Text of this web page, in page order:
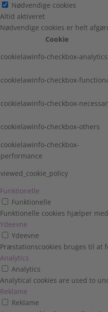
Nødvendige cookies
Altid aktiveret
Nødvendige cookies er helt
Cookie
cookielawinfo-checkbox-analytics
cookielawinfo-checkbox-
cookielawinfo-checkbox-
cookielawinfo-checkbox-others
cookielawinfo-checkbox-
performance
viewed_cookie_policy
Funktionelle
Funktionelle
Funktionelle cookies hjælper
Ydeevne
Ydeevne
Præstationscookies bruges til at
Analytics
Analytics
Analytical cookies are used to
Reklame
Reklame